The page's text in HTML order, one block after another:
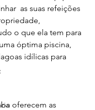
as suas refeições
o que ela tem para
óptima piscina,
idílicas para
oferecem as